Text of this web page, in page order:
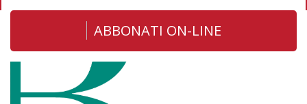
ABBONATI ON-LINE